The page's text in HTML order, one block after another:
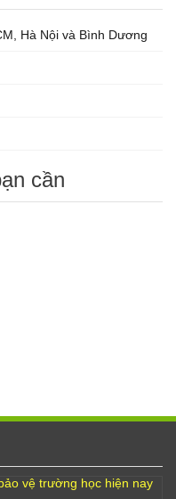
Hà Nội và Bình Dương
cần
vệ trường học hiện nay